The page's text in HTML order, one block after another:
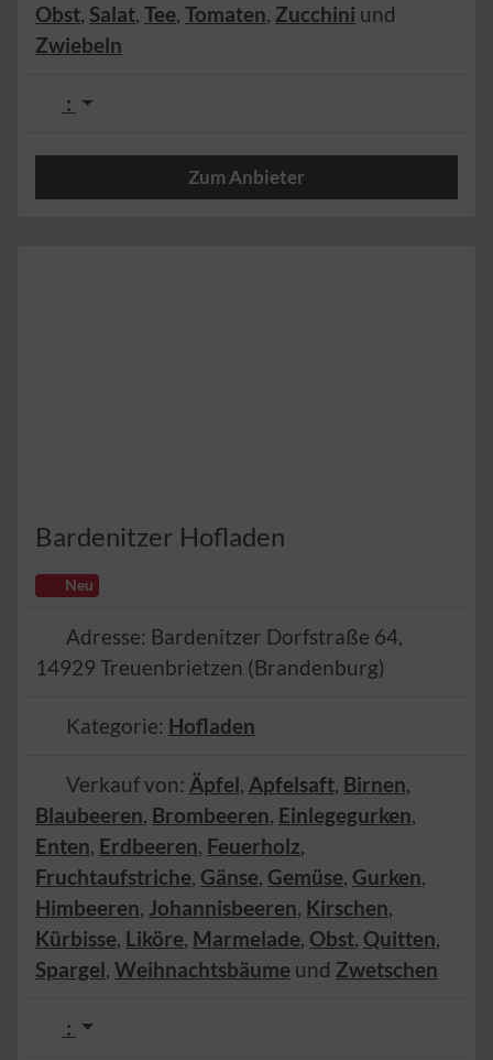
Obst, Salat, Tee, Tomaten, Zucchini und
Zwiebeln
:
Zum Anbieter
Bardenitzer Hofladen
Neu
Adresse: Bardenitzer Dorfstraße 64,
14929 Treuenbrietzen (Brandenburg)
Kategorie: Hofladen
Verkauf von: Äpfel Apfelsaft, Birnen
Blaubeeren Brombeeren Einlegegurken
Enten Erdbeeren Feuerholz
Fruchtaufstriche Gänse Gemüse Gurken
Himbeeren Johannisbeeren Kirschen
Kürbisse Liköre Marmelade Obst Quitten
Spargel Weihnachtsbäume und Zwetschen
: